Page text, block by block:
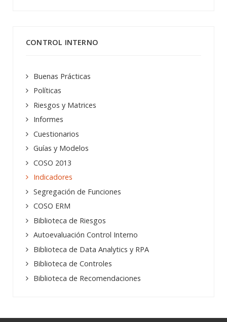
CONTROL INTERNO
Buenas Prácticas
Políticas
Riesgos y Matrices
Informes
Cuestionarios
Guías y Modelos
COSO 2013
Indicadores
Segregación de Funciones
COSO ERM
Biblioteca de Riesgos
Autoevaluación Control Interno
Biblioteca de Data Analytics y RPA
Biblioteca de Controles
Biblioteca de Recomendaciones